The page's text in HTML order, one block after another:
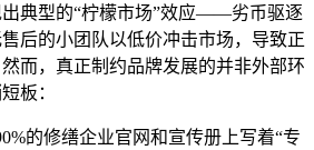
出典型的“柠檬市场”效应——劣币驱逐
后的小团队以低价冲击市场，导致正
而，真正制约品牌发展的并非外部环
板：
的修缮企业官网和宣传册上写着“专